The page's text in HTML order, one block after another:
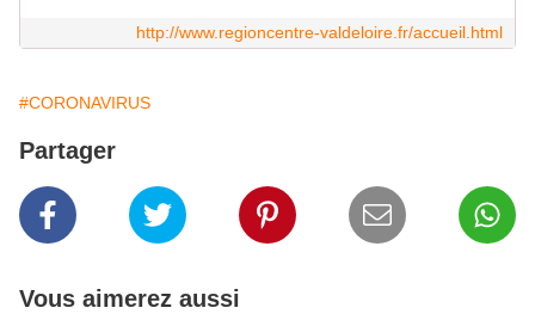
http://www.regioncentre-valdeloire.fr/accueil.html
#CORONAVIRUS
Partager
Vous aimerez aussi